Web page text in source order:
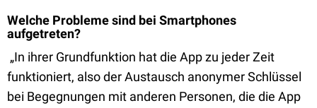
Welche Probleme sind bei Smartphones
aufgetreten?
„In ihrer Grundfunktion hat die App zu jeder Zeit
funktioniert, also der Austausch anonymer Schlüssel
bei Begegnungen mit anderen Personen, die die App